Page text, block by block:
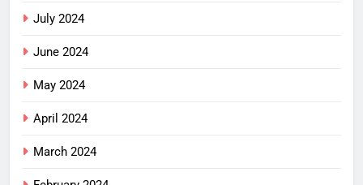
July 2024
June 2024
May 2024
April 2024
March 2024